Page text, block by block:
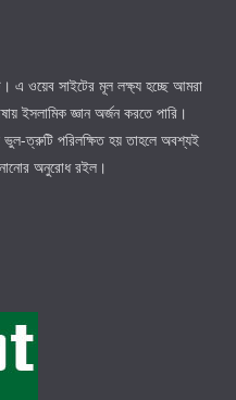
এ ওয়েব সাইটের মূল লক্ষ্য হচ্ছে আমরা
ইসলামিক জ্ঞান অর্জন করতে পারি।
ভুল-ত্রুটি পরিলক্ষিত হয় তাহলে অবশ্যই
অনুরোধ রইল।